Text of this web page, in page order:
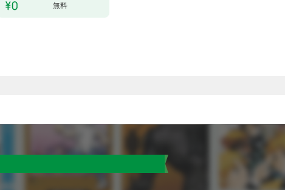
無料